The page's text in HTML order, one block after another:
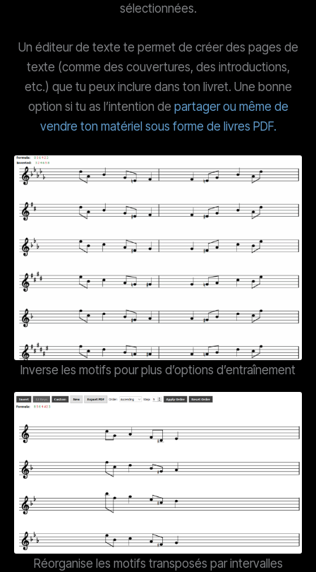
sélectionnées.
Un éditeur de texte te permet de créer des pages de
texte (comme des couvertures, des introductions,
etc.) que tu peux inclure dans ton livret. Une bonne
option si tu as l’intention de partager ou même de
vendre ton matériel sous forme de livres PDF.
Inverse les motifs pour plus d’options d’entraînement
Réorganise les motifs transposés par intervalles